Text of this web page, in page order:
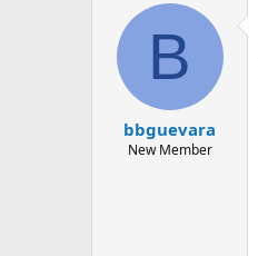
B
bbguevara
New Member